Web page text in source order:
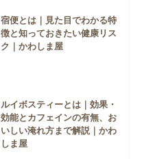
宿便とは｜見た目でわかる特
徴と知っておきたい健康リス
ク｜かわしま屋
ルイボスティーとは｜効果・
効能とカフェインの有無、お
いしい淹れ方まで解説｜かわ
しま屋